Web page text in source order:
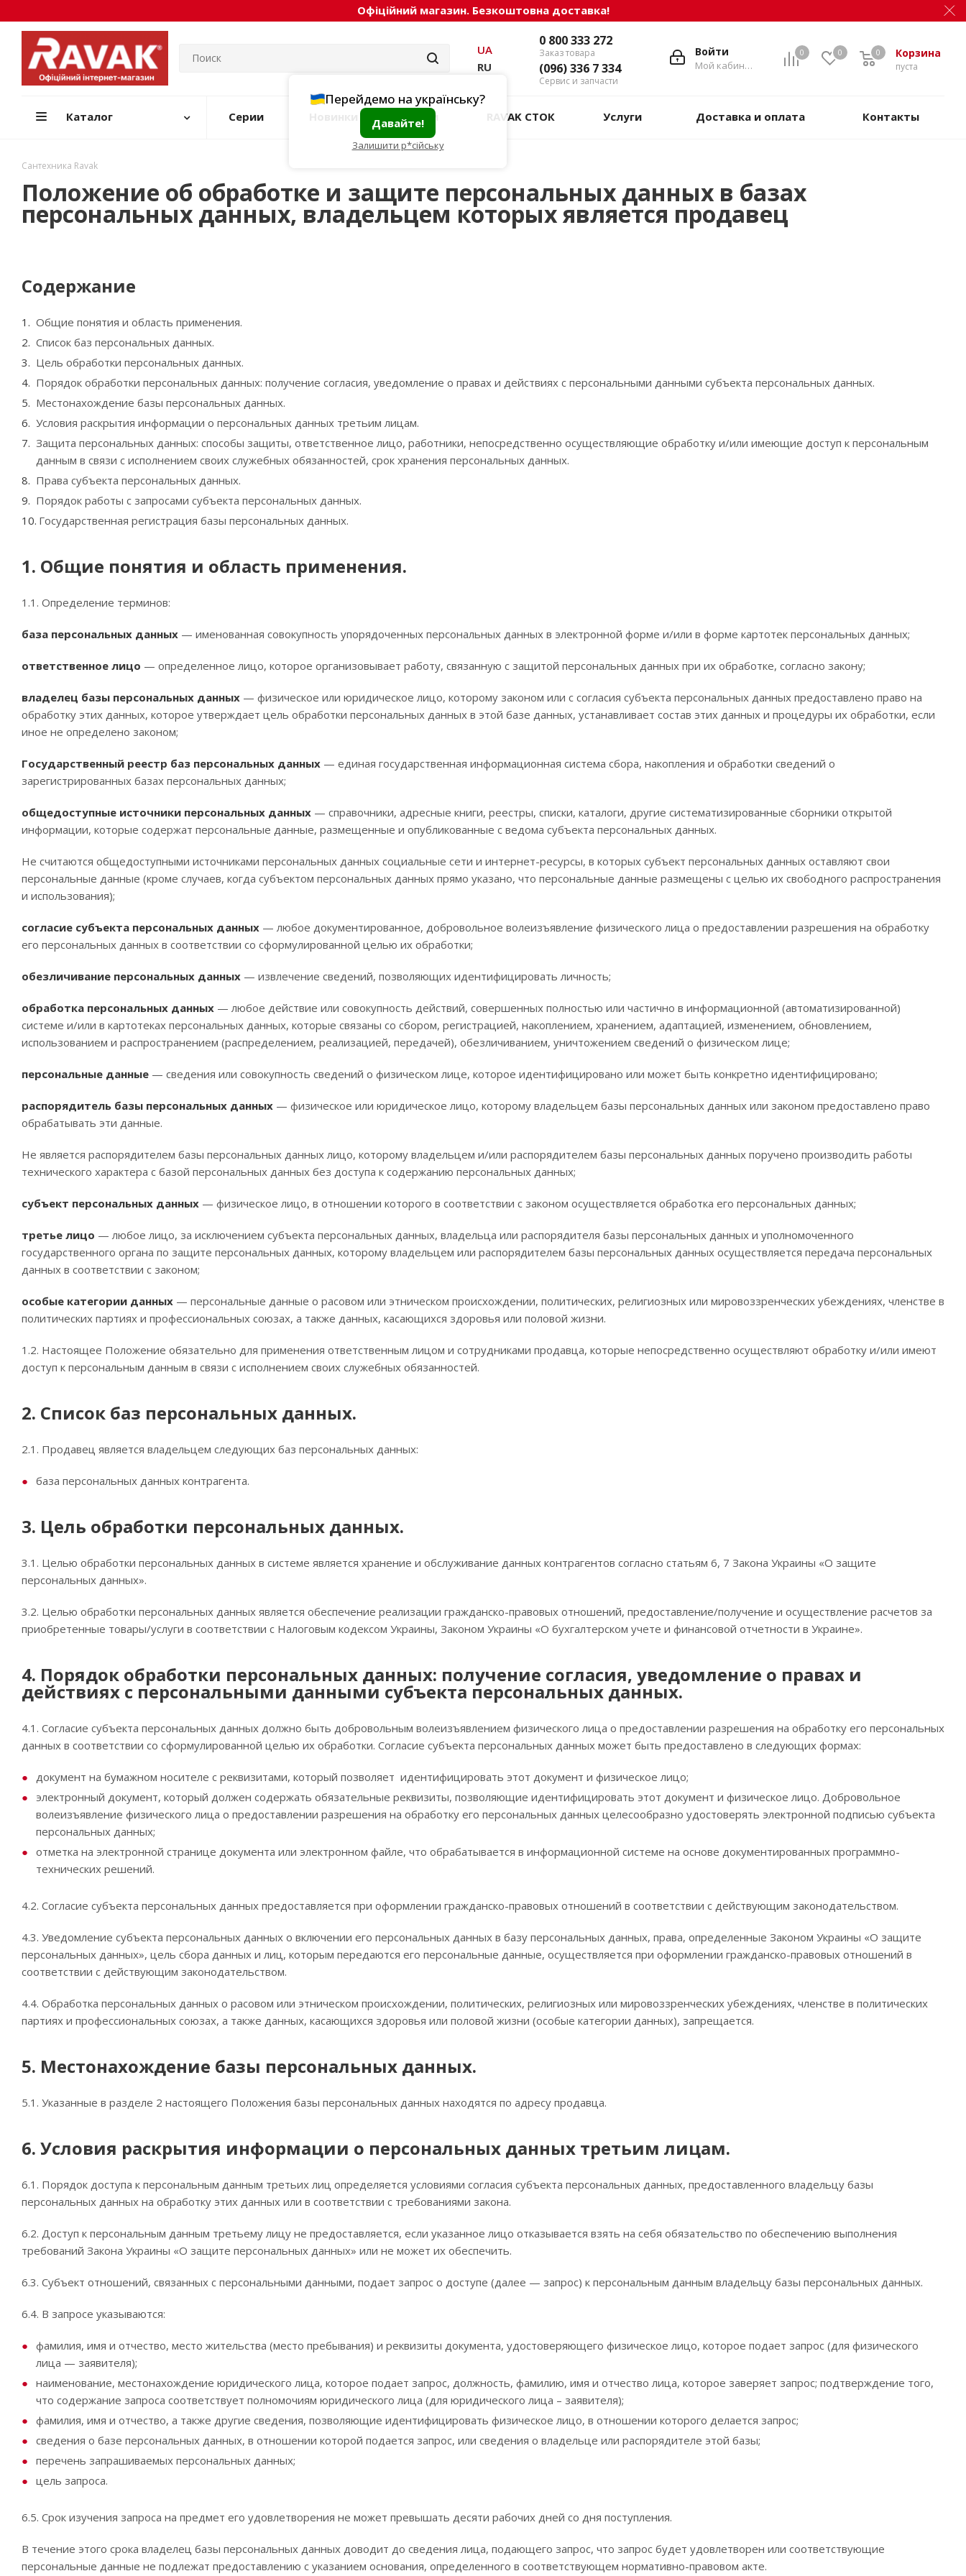
Офіційний магазин. Безкоштовна доставка!
0 0 Корзина
пуста
0
Войти
Мой кабинет
0 800 333 272
Заказ товара
(096) 336 7 334
Сервис и запчасти
UA
RU
Перейдемо на українську?
Давайте!
Залишити р*сійську
Каталог Серии Акции RAVAK СТОК Услуги Доставка и оплата Контакты
Сантехника Ravak
Положение об обработке и защите персональных данных в базах
персональных данных, владельцем которых является продавец
Содержание
Общие понятия и область применения.
Список баз персональных данных.
Цель обработки персональных данных.
Порядок обработки персональных данных: получение согласия, уведомление о правах и действиях с персональными данными субъекта персональных данных.
Местонахождение базы персональных данных.
Условия раскрытия информации о персональных данных третьим лицам.
Защита персональных данных: способы защиты, ответственное лицо, работники, непосредственно осуществляющие обработку и/или имеющие доступ к персональным
данным в связи с исполнением своих служебных обязанностей, срок хранения персональных данных.
Права субъекта персональных данных.
Порядок работы с запросами субъекта персональных данных.
Государственная регистрация базы персональных данных.
1. Общие понятия и область применения.
1.1. Определение терминов:
база персональных данных — именованная совокупность упорядоченных персональных данных в электронной форме и/или в форме картотек персональных данных;
ответственное лицо — определенное лицо, которое организовывает работу, связанную с защитой персональных данных при их обработке, согласно закону;
владелец базы персональных данных — физическое или юридическое лицо, которому законом или с согласия субъекта персональных данных предоставлено право на
обработку этих данных, которое утверждает цель обработки персональных данных в этой базе данных, устанавливает состав этих данных и процедуры их обработки, если
иное не определено законом;
Государственный реестр баз персональных данных — единая государственная информационная система сбора, накопления и обработки сведений о
зарегистрированных базах персональных данных;
общедоступные источники персональных данных — справочники, адресные книги, реестры, списки, каталоги, другие систематизированные сборники открытой
информации, которые содержат персональные данные, размещенные и опубликованные с ведома субъекта персональных данных.
Не считаются общедоступными источниками персональных данных социальные сети и интернет-ресурсы, в которых субъект персональных данных оставляют свои
персональные данные (кроме случаев, когда субъектом персональных данных прямо указано, что персональные данные размещены с целью их свободного распространения
и использования);
согласие субъекта персональных данных — любое документированное, добровольное волеизъявление физического лица о предоставлении разрешения на обработку
его персональных данных в соответствии со сформулированной целью их обработки;
обезличивание персональных данных — извлечение сведений, позволяющих идентифицировать личность;
обработка персональных данных — любое действие или совокупность действий, совершенных полностью или частично в информационной (автоматизированной)
системе и/или в картотеках персональных данных, которые связаны со сбором, регистрацией, накоплением, хранением, адаптацией, изменением, обновлением,
использованием и распространением (распределением, реализацией, передачей), обезличиванием, уничтожением сведений о физическом лице;
персональные данные — сведения или совокупность сведений о физическом лице, которое идентифицировано или может быть конкретно идентифицировано;
распорядитель базы персональных данных — физическое или юридическое лицо, которому владельцем базы персональных данных или законом предоставлено право
обрабатывать эти данные.
Не является распорядителем базы персональных данных лицо, которому владельцем и/или распорядителем базы персональных данных поручено производить работы
технического характера с базой персональных данных без доступа к содержанию персональных данных;
субъект персональных данных — физическое лицо, в отношении которого в соответствии с законом осуществляется обработка его персональных данных;
третье лицо — любое лицо, за исключением субъекта персональных данных, владельца или распорядителя базы персональных данных и уполномоченного
государственного органа по защите персональных данных, которому владельцем или распорядителем базы персональных данных осуществляется передача персональных
данных в соответствии с законом;
особые категории данных — персональные данные о расовом или этническом происхождении, политических, религиозных или мировоззренческих убеждениях, членстве в
политических партиях и профессиональных союзах, а также данных, касающихся здоровья или половой жизни.
1.2. Настоящее Положение обязательно для применения ответственным лицом и сотрудниками продавца, которые непосредственно осуществляют обработку и/или имеют
доступ к персональным данным в связи с исполнением своих служебных обязанностей.
2. Список баз персональных данных.
2.1. Продавец является владельцем следующих баз персональных данных:
база персональных данных контрагента.
3. Цель обработки персональных данных.
3.1. Целью обработки персональных данных в системе является хранение и обслуживание данных контрагентов согласно статьям 6, 7 Закона Украины «О защите
персональных данных».
3.2. Целью обработки персональных данных является обеспечение реализации гражданско-правовых отношений, предоставление/получение и осуществление расчетов за
приобретенные товары/услуги в соответствии с Налоговым кодексом Украины, Законом Украины «О бухгалтерском учете и финансовой отчетности в Украине».
4. Порядок обработки персональных данных: получение согласия, уведомление о правах и
действиях с персональными данными субъекта персональных данных.
4.1. Согласие субъекта персональных данных должно быть добровольным волеизъявлением физического лица о предоставлении разрешения на обработку его персональных
данных в соответствии со сформулированной целью их обработки. Согласие субъекта персональных данных может быть предоставлено в следующих формах:
документ на бумажном носителе с реквизитами, который позволяет идентифицировать этот документ и физическое лицо;
электронный документ, который должен содержать обязательные реквизиты, позволяющие идентифицировать этот документ и физическое лицо. Добровольное
волеизъявление физического лица о предоставлении разрешения на обработку его персональных данных целесообразно удостоверять электронной подписью субъекта
персональных данных;
отметка на электронной странице документа или электронном файле, что обрабатывается в информационной системе на основе документированных программно-
технических решений.
4.2. Согласие субъекта персональных данных предоставляется при оформлении гражданско-правовых отношений в соответствии с действующим законодательством.
4.3. Уведомление субъекта персональных данных о включении его персональных данных в базу персональных данных, права, определенные Законом Украины «О защите
персональных данных», цель сбора данных и лиц, которым передаются его персональные данные, осуществляется при оформлении гражданско-правовых отношений в
соответствии с действующим законодательством.
4.4. Обработка персональных данных о расовом или этническом происхождении, политических, религиозных или мировоззренческих убеждениях, членстве в политических
партиях и профессиональных союзах, а также данных, касающихся здоровья или половой жизни (особые категории данных), запрещается.
5. Местонахождение базы персональных данных.
5.1. Указанные в разделе 2 настоящего Положения базы персональных данных находятся по адресу продавца.
6. Условия раскрытия информации о персональных данных третьим лицам.
6.1. Порядок доступа к персональным данным третьих лиц определяется условиями согласия субъекта персональных данных, предоставленного владельцу базы
персональных данных на обработку этих данных или в соответствии с требованиями закона.
6.2. Доступ к персональным данным третьему лицу не предоставляется, если указанное лицо отказывается взять на себя обязательство по обеспечению выполнения
требований Закона Украины «О защите персональных данных» или не может их обеспечить.
6.3. Субъект отношений, связанных с персональными данными, подает запрос о доступе (далее — запрос) к персональным данным владельцу базы персональных данных.
6.4. В запросе указываются:
фамилия, имя и отчество, место жительства (место пребывания) и реквизиты документа, удостоверяющего физическое лицо, которое подает запрос (для физического
лица — заявителя);
наименование, местонахождение юридического лица, которое подает запрос, должность, фамилию, имя и отчество лица, которое заверяет запрос; подтверждение того,
что содержание запроса соответствует полномочиям юридического лица (для юридического лица – заявителя);
фамилия, имя и отчество, а также другие сведения, позволяющие идентифицировать физическое лицо, в отношении которого делается запрос;
сведения о базе персональных данных, в отношении которой подается запрос, или сведения о владельце или распорядителе этой базы;
перечень запрашиваемых персональных данных;
цель запроса.
6.5. Срок изучения запроса на предмет его удовлетворения не может превышать десяти рабочих дней со дня поступления.
В течение этого срока владелец базы персональных данных доводит до сведения лица, подающего запрос, что запрос будет удовлетворен или соответствующие
персональные данные не подлежат предоставлению с указанием основания, определенного в соответствующем нормативно-правовом акте.